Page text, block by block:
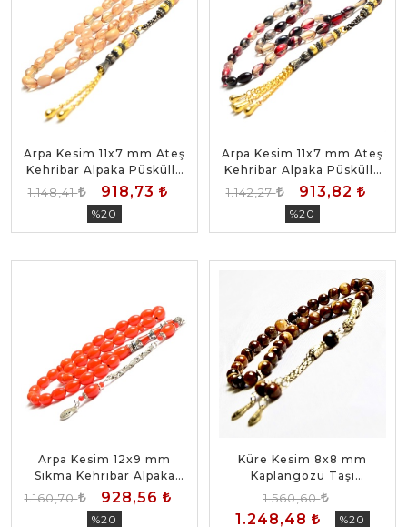
Arpa Kesim 11x7 mm Ateş
Kehribar Alpaka Püsküllü
Tesbih
1.148,41 918,73
%20
Arpa Kesim 11x7 mm Ateş
Kehribar Alpaka Püsküllü
Tesbih
1.142,27 913,82
%20
Arpa Kesim 12x9 mm
Sıkma Kehribar Alpaka
Püsküllü Tesbih
1.160,70 928,56
%20
Küre Kesim 8x8 mm
Kaplangözü Taşı
AlpakaPüsküllü Tesbih
1.560,60
1.248,48 %20